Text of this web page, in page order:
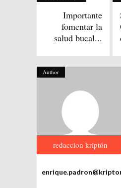
Importante
fomentar la
salud bucal...
Author
redaccion kriptón